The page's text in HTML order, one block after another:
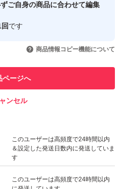
に蓄積した角質を柔らかくし
が少ないオイル。洗い流した
なめらかな仕上がり
り(レモン果皮やローズマリー
たハーブ香る柑橘アロマ)
感じる香り
引を完了させた実績があります
での取引実績があります
このユーザーは高頻度で24時間以内
＆設定した発送日数内に発送していま
す
このユーザーは高頻度で24時間以内
ご自身の商品に合わせて編集
です
商品情報コピー機能について
ページへ
ンセル